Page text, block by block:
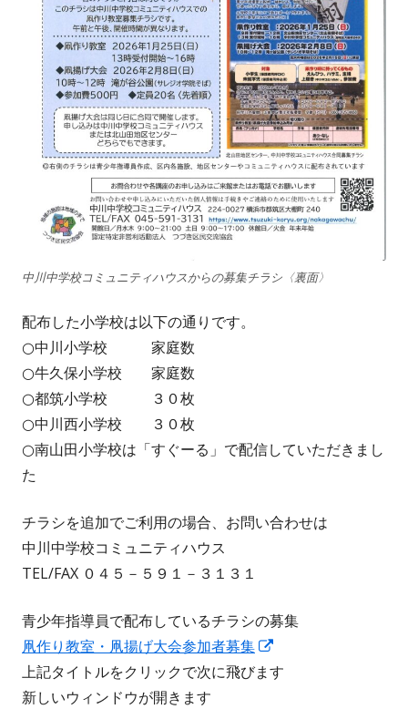
中川中学校コミュニティハウスからの募集チラシ〈裏面〉
配布した小学校は以下の通りです。
○中川小学校 家庭数
○牛久保小学校 家庭数
○都筑小学校 ３０枚
○中川西小学校 ３０枚
○南山田小学校は「すぐーる」で配信していただきまし
た
チラシを追加でご利用の場合、お問い合わせは
中川中学校コミュニティハウス
TEL/FAX ０４５－５９１－３１３１
青少年指導員で配布しているチラシの募集
凧作り教室・凧揚げ大会参加者募集
し
上記タイトルをクリックで次に飛びます
新しいウィンドウが開きます